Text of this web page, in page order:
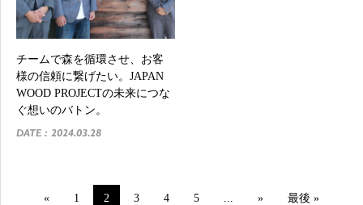
チームで森を循環させ、お客
様の信頼に繋げたい。JAPAN
WOOD PROJECTの未来につな
ぐ想いのバトン。
DATE : 2024.03.28
« 1 2 3 4 5 » 最後 »